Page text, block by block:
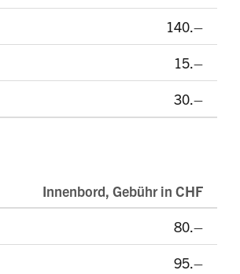
140.–
15.–
30.–
Innenbord, Gebühr in CHF
80.–
95.–